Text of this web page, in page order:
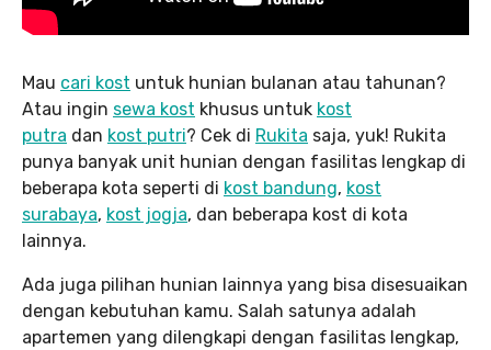
Mau cari kost untuk hunian bulanan atau tahunan?
Atau ingin sewa kost khusus untuk kost
putra dan kost putri? Cek di Rukita saja, yuk! Rukita
punya banyak unit hunian dengan fasilitas lengkap di
beberapa kota seperti di kost bandung, kost
surabaya, kost jogja, dan beberapa kost di kota
lainnya.
Ada juga pilihan hunian lainnya yang bisa disesuaikan
dengan kebutuhan kamu. Salah satunya adalah
apartemen yang dilengkapi dengan fasilitas lengkap,